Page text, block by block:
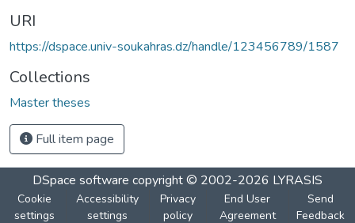
URI
https://dspace.univ-soukahras.dz/handle/123456789/1587
Collections
Master theses
Full item page
DSpace software copyright © 2002-2026 LYRASIS
Cookie
settings
Accessibility
settings
Privacy
policy
End User
Agreement
Send
Feedback